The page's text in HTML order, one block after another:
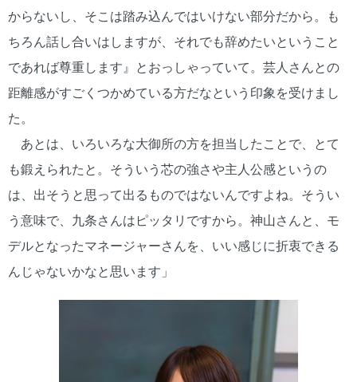
からないし、そこは踏み込んではいけない部分だから。も
ちろん話し合いはしますが、それでも辞めたいということ
であれば尊重します』とおっしゃっていて。芸人さんとの
距離感がすごくつかめている方だなという印象を受けまし
た。
あとは、いろいろな大御所の方を担当したことで、とて
も鍛えられたと。そういう芯の強さや主人公感というの
は、出そうと思って出るものではないんですよね。そうい
う意味で、九条さんはピッタリですから。神山さんと、モ
デルとなったマネージャーさんを、いい感じに折衷できる
んじゃないかなと思います」